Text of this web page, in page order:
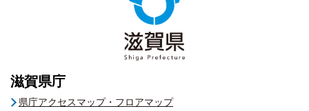
滋賀県庁
県庁アクセスマップ・フロアマップ